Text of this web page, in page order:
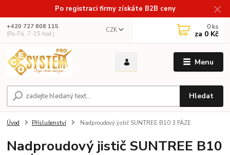
Po registraci firmy získáte B2B ceny
Menu
CZK
Hledat
+420 727 808 115
(Po-Pá, 7-15 hod.)
0 ks
za 0 Kč
Úvod Příslušenství Nadproudový jistič SUNTREE B10 3 FÁZE
Nadproudový jistič SUNTREE B10